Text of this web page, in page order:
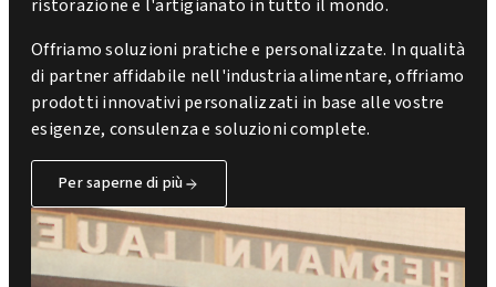
ristorazione e l'artigianato in tutto il mondo.
Offriamo soluzioni pratiche e personalizzate. In qualità
di partner affidabile nell'industria alimentare, offriamo
prodotti innovativi personalizzati in base alle vostre
esigenze, consulenza e soluzioni complete.
Per saperne di più